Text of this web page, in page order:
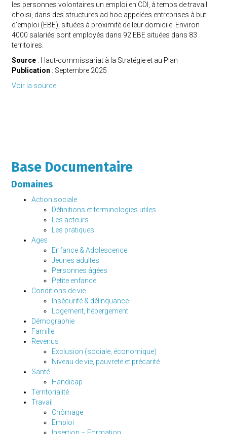
les personnes volontaires un emploi en CDI, à temps de travail
choisi, dans des structures ad hoc appelées entreprises à but
d’emploi (EBE), situées à proximité de leur domicile. Environ
4000 salariés sont employés dans 92 EBE situées dans 83
territoires.
Source : Haut-commissariat à la Stratégie et au Plan
Publication : Septembre 2025
Voir la source
Base Documentaire
Domaines
Action sociale
Définitions et terminologies utiles
Les acteurs
Les pratiques
Ages
Enfance & Adolescence
Jeunes adultes
Personnes âgées
Petite enfance
Conditions de vie
Insécurité & délinquance
Logement, hébergement
Démographie
Famille
Revenus
Exclusion (sociale, économique)
Niveau de vie, pauvreté et précarité
Santé
Handicap
Territorialité
Travail
Chômage
Emploi
Insertion – Formation